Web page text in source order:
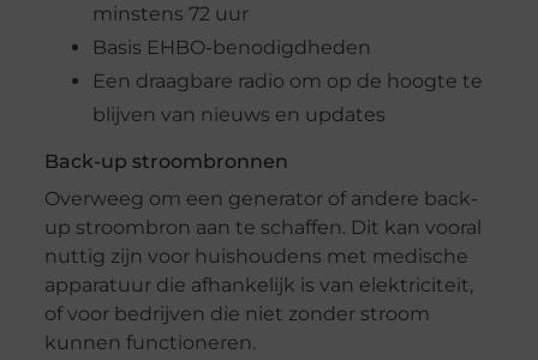
minstens 72 uur
Basis EHBO-benodigdheden
Een draagbare radio om op de hoogte te
blijven van nieuws en updates
Back-up stroombronnen
Overweeg om een generator of andere back-
up stroombron aan te schaffen. Dit kan vooral
nuttig zijn voor huishoudens met medische
apparatuur die afhankelijk is van elektriciteit,
of voor bedrijven die niet zonder stroom
kunnen functioneren.